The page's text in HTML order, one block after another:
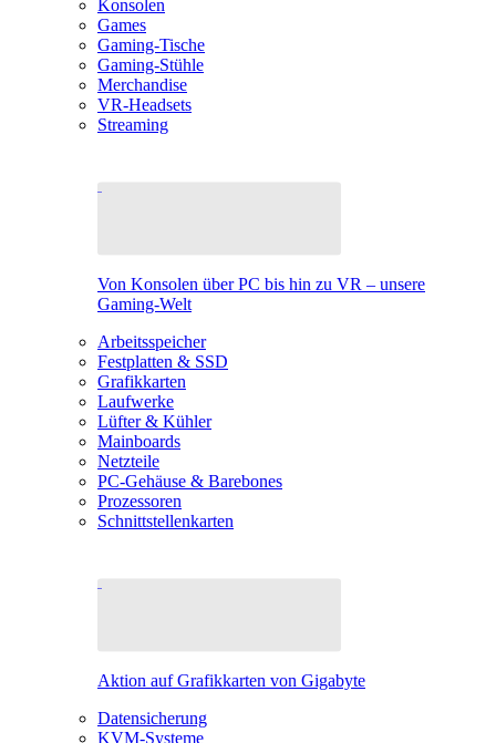
Konsolen
Games
Gaming-Tische
Gaming-Stühle
Merchandise
VR-Headsets
Streaming
Von Konsolen über PC bis hin zu VR – unsere
Gaming-Welt
Arbeitsspeicher
Festplatten & SSD
Grafikkarten
Laufwerke
Lüfter & Kühler
Mainboards
Netzteile
PC-Gehäuse & Barebones
Prozessoren
Schnittstellenkarten
Aktion auf Grafikkarten von Gigabyte
Datensicherung
KVM-Systeme